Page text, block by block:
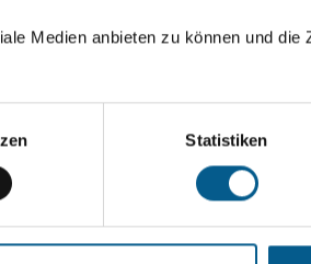
Medien anbieten zu können und die
Statistiken
Filter:
Stiftungen
Themen: Kinder,
Natur- & Umweltschutz